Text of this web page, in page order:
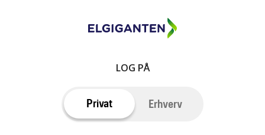
LOG PÅ
Privat Erhverv